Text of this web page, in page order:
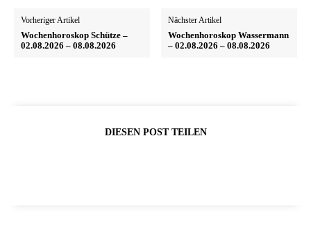
Vorheriger Artikel
Wochenhoroskop Schütze –
02.08.2026 – 08.08.2026
Nächster Artikel
Wochenhoroskop Wassermann
– 02.08.2026 – 08.08.2026
DIESEN POST TEILEN